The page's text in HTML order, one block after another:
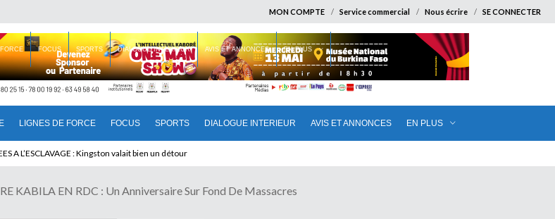
MON COMPTE Service commercial Nous écrire SE CONNECTER
LIGNES DE FORCE FOCUS SPORTS DIALOGUE INTERIEUR AVIS ET ANNONCES EN PLUS
FOCUS SPORTS DIALOGUE INTERIEUR AVIS ET ANNONCES EN PLUS
pilote le Cameroun ?
KABILA EN RDC : Un Anniversaire Sur Fond De Massacres